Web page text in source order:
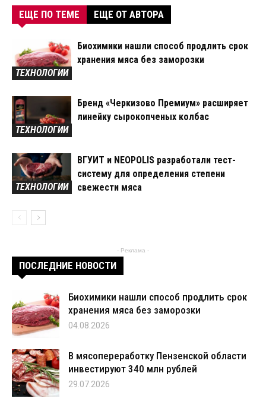
ЕЩЕ ПО ТЕМЕ ЕЩЕ ОТ АВТОРА
ТЕХНОЛОГИИ
Биохимики нашли способ продлить срок
хранения мяса без заморозки
ТЕХНОЛОГИИ
Бренд «Черкизово Премиум» расширяет
линейку сырокопченых колбас
ТЕХНОЛОГИИ
ВГУИТ и NEOPOLIS разработали тест-
систему для определения степени
свежести мяса
- Реклама -
ПОСЛЕДНИЕ НОВОСТИ
Биохимики нашли способ продлить срок
хранения мяса без заморозки
04.08.2026
В мясопереработку Пензенской области
инвестируют 340 млн рублей
29.07.2026